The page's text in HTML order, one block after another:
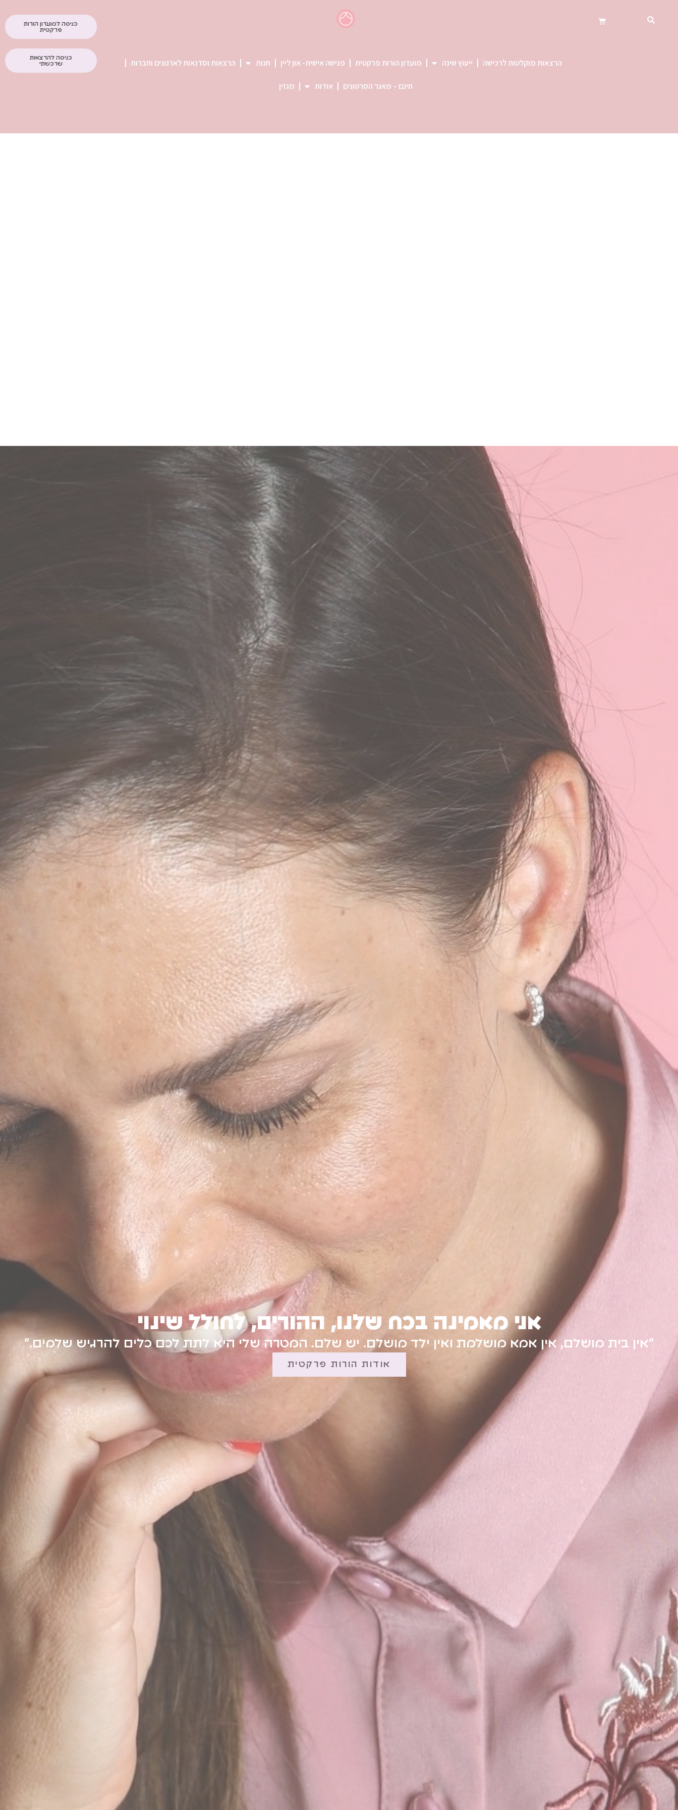
הרצאות מוקלטות לרכישה ייעוץ שינה מועדון הורות פרקטית פגישה אישית- און ליין חנות הרצאות וסדנאות לארגונים וחברות
חינם – מאגר הסרטונים אודות מגזין
כניסה למועדון הורות
פרקטית
כניסה להרצאות
שרכשתי
חנות ההרצאות המוקלטות
״העיסוק המרכזי שלי הוא להנגיש את כל הידע שיש לי דרך כלים תמציתים ומשימתיים להורים עסוקים״
לרכישה